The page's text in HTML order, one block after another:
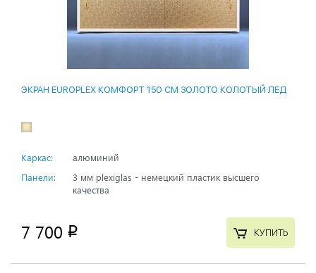
ЭКРАН EUROPLEX КОМФОРТ 150 СМ ЗОЛОТО КОЛОТЫЙ ЛЕД
Каркас:
алюминий
Панели:
3 мм plexiglas - немецкий пластик высшего
качества
7 700 p КУПИТЬ